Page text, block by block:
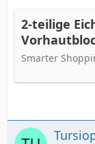
2-teilige
weichem
Smarter